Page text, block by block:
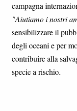
campagna
"Aiutiamo i nostri
sensibilizzare il
degli oceani e per
contribuire alla
specie a rischio.